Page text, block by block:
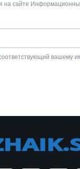
на сайте
вашему